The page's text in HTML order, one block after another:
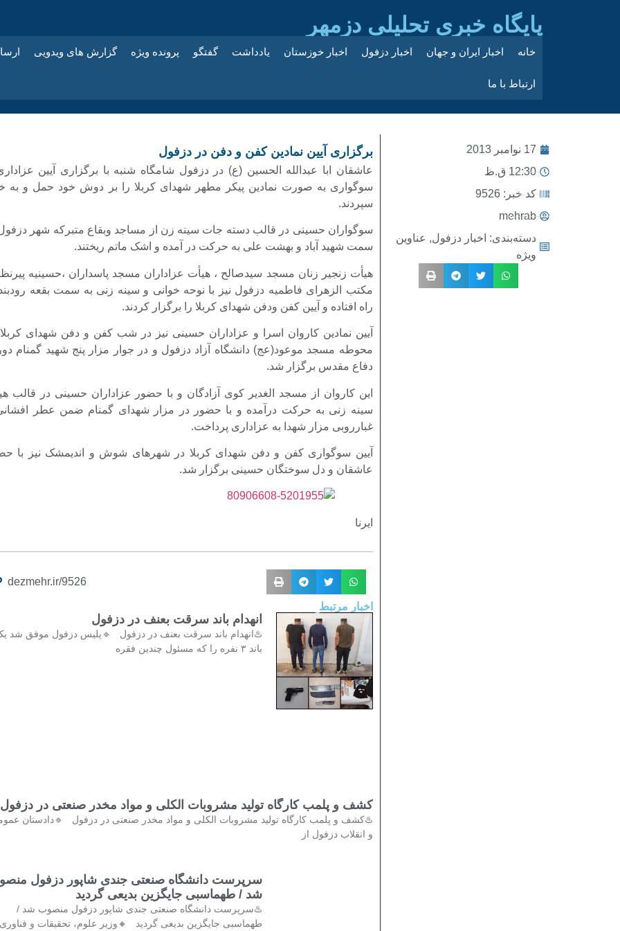
پایگاه خبری تحلیلی دزمهر
خانه اخبار ایران و جهان اخبار دزفول اخبار خوزستان یادداشت گفتگو پرونده ویژه گزارش های ویدویی
ارتباط با ما
17 نوامبر 2013
12:30 ق.ظ
کد خبر: 9526
mehrab
دسته‌بندی: اخبار دزفول, عناوین
ویژه
برگزاری آیین نمادین کفن و دفن در دزفول
عاشقان ابا عبدالله الحسین (ع) در دزفول شامگاه شنبه با برگزاری آیین
سوگواری به صورت نمادین پیکر مطهر شهدای کربلا را بر دوش خود حمل و به
سپردند.
سوگواران حسینی در قالب دسته جات سینه زن از مساجد وبقاع متبرکه شهر
سمت شهید آباد و بهشت علی به حرکت در آمده و اشک ماتم ریختند.
هیأت زنجیر زنان مسجد سیدصالح ، هیأت عزاداران مسجد پاسداران ،حسینیه
مکتب الزهرای فاطمیه دزفول نیز با نوحه خوانی و سینه زنی به سمت بقعه
راه افتاده و آیین کفن ودفن شهدای کربلا را برگزار کردند.
آیین نمادین کاروان اسرا و عزاداران حسینی نیز در شب کفن و دفن شهدای کربلا
محوطه مسجد موعود(عج) دانشگاه آزاد دزفول و در جوار مزار پنج شهید گمنام
دفاع مقدس برگزار شد.
این کاروان از مسجد الغدیر کوی آزادگان و با حضور عزاداران حسینی در قالب
سینه زنی به حرکت درآمده و با حضور در مزار شهدای گمنام ضمن عطر
غبارروبی مزار شهدا به عزاداری پرداخت.
آیین سوگواری کفن و دفن شهدای کربلا در شهرهای شوش و اندیمشک نیز با
عاشقان و دل سوختگان حسینی برگزار شد.
ایرنا
dezmehr.ir/9526
اخبار مرتبط
انهدام باند سرقت بعنف در دزفول
♨️انهدام باند سرقت بعنف در دزفول 🔹پلیس دزفول موفق شد
باند ۳ نفره را که مسئول چندین فقره
کشف و پلمب کارگاه تولید مشروبات الکلی و مواد مخدر صنعتی در دزفول
♨️کشف و پلمب کارگاه تولید مشروبات الکلی و مواد مخدر صنعتی در دزفول 🔹دادستان
و انقلاب دزفول از
سرپرست دانشگاه صنعتی جندی شاپور دزفول
شد / طهماسبی جایگزین بدیعی گردید
♨️سرپرست دانشگاه صنعتی جندی شاپور دزفول منصوب شد /
طهماسبی جایگزین بدیعی گردید 🔸وزیر علوم، تحقیقات و فناوری